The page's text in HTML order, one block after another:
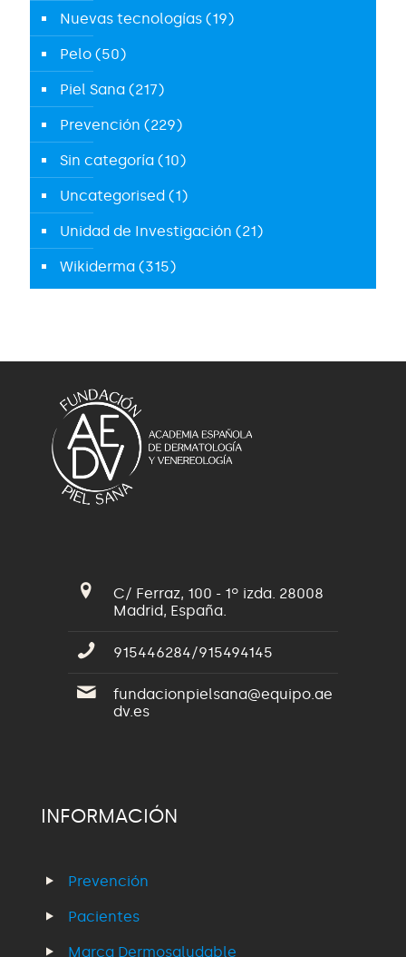
Nuevas tecnologías (19)
Pelo (50)
Piel Sana (217)
Prevención (229)
Sin categoría (10)
Uncategorised (1)
Unidad de Investigación (21)
Wikiderma (315)
C/ Ferraz, 100 - 1º izda. 28008
Madrid, España.
915446284/915494145
fundacionpielsana@equipo.ae
dv.es
INFORMACIÓN
Prevención
Pacientes
Marca Dermosaludable